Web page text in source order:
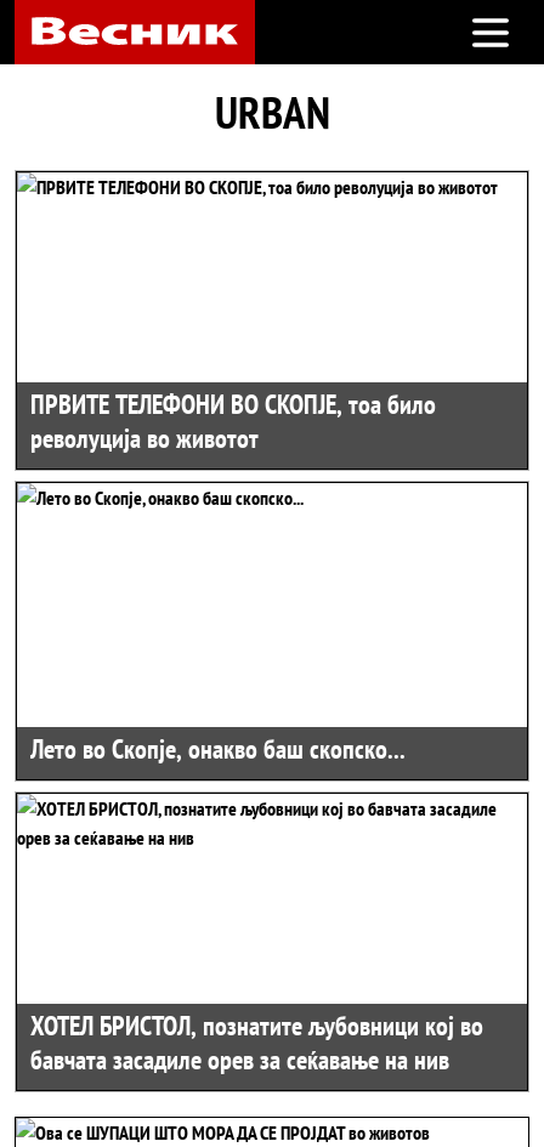
Open
URBAN
ПРВИТЕ ТЕЛЕФОНИ ВО СКОПЈЕ, тоа било
револуција во животот
Лето во Скопје, онакво баш скопско...
ХОТЕЛ БРИСТОЛ, познатите љубовници кој во
бавчата засадиле орев за сеќавање на нив